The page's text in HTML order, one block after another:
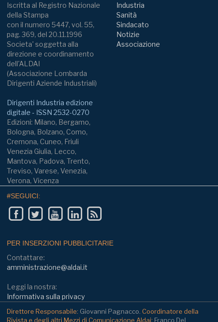
Iscritta al Registro Nazionale
della Stampa
con il numero 5447, vol. 55,
pag. 369, del 20.11.1996
Societa' soggetta alla
direzione e coordinamento
dell'ALDAI
(Associazione Lombarda
Dirigenti Aziende Industriali)
Dirigenti Industria edizione
digitale - ISSN 2532-0270
Edizioni: Milano, Bergamo,
Bologna, Bolzano, Como,
Cremona, Cuneo, Friuli
Venezia Giulia, Lecco,
Mantova, Padova, Trento,
Treviso, Varese, Venezia,
Verona, Vicenza
Industria
Sanità
Sindacato
Notizie
Associazione
#SEGUICI:
PER INSERZIONI PUBBLICITARIE
Contattare:
amministrazione@aldai.it
Leggi la nostra:
Informativa sulla privacy
Direttore Responsabile: Giovanni Pagnacco. Coordinatore della
Rivista e degli altri Mezzi di Comunicazione Aldai: Franco Del